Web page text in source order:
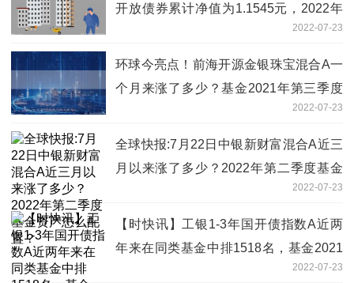
开放债券累计净值为1.1545元，2022年
2022-07-23
环球今亮点！前海开源金银珠宝混合A一
个月来涨了多少？基金2021年第三季度
2022-07-23
全球快报:7月22日中银新财富混合A近三
月以来涨了多少？2022年第二季度基金
2022-07-23
【时快讯】工银1-3年国开债指数A近两
年来在同类基金中排1518名，基金2021
年第三季度表现如何？（7月22日）2022-07-23